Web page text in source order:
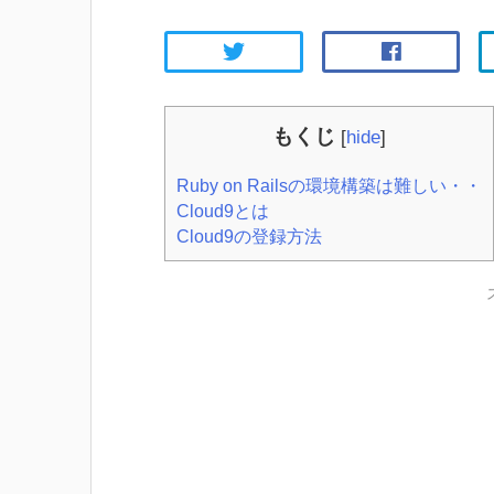
もくじ [hide]
Ruby on Railsの環境構築は難しい・・
Cloud9とは
Cloud9の登録方法